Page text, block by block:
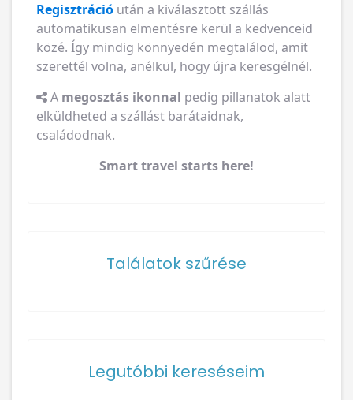
Regisztráció után a kiválasztott szállás
automatikusan elmentésre kerül a kedvenceid
közé. Így mindig könnyedén megtalálod, amit
szerettél volna, anélkül, hogy újra keresgélnél.
A megosztás ikonnal pedig pillanatok alatt
elküldheted a szállást barátaidnak,
családodnak.
Smart travel starts here!
Találatok szűrése
Legutóbbi kereséseim